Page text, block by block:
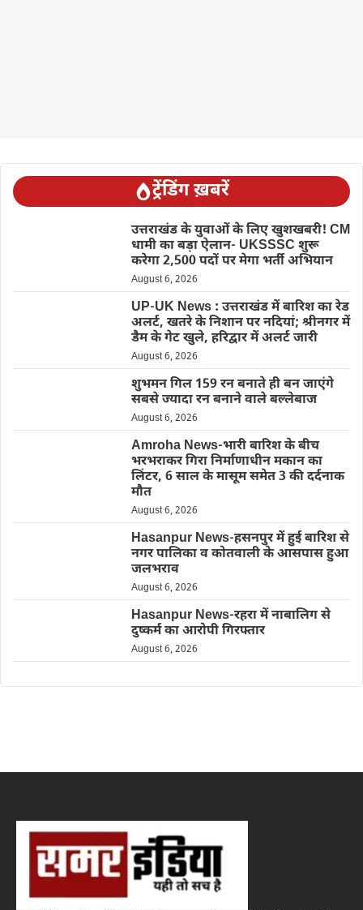
ट्रेंडिंग ख़बरें
उत्तराखंड के युवाओं के लिए खुशखबरी! CM
धामी का बड़ा ऐलान- UKSSSC शुरू
करेगा 2,500 पदों पर मेगा भर्ती अभियान
August 6, 2026
UP-UK News : उत्तराखंड में बारिश का रेड
अलर्ट, खतरे के निशान पर नदियां; श्रीनगर में
डैम के गेट खुले, हरिद्वार में अलर्ट जारी
August 6, 2026
शुभमन गिल 159 रन बनाते ही बन जाएंगे
सबसे ज्यादा रन बनाने वाले बल्लेबाज
August 6, 2026
Amroha News-भारी बारिश के बीच
भरभराकर गिरा निर्माणाधीन मकान का
लिंटर, 6 साल के मासूम समेत 3 की दर्दनाक
मौत
August 6, 2026
Hasanpur News-हसनपुर में हुई बारिश से
नगर पालिका व कोतवाली के आसपास हुआ
जलभराव
August 6, 2026
Hasanpur News-रहरा में नाबालिग से
दुष्कर्म का आरोपी गिरफ्तार
August 6, 2026